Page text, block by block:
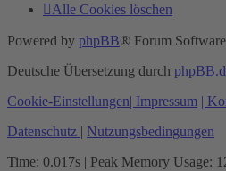
Alle Cookies löschen
Powered by phpBB® Forum
Deutsche Übersetzung durch
Cookie-Einstellungen | Impressum
|
Datenschutz
Nutzungsbedingungen
Time: 0.017s | Peak Memory Usage: